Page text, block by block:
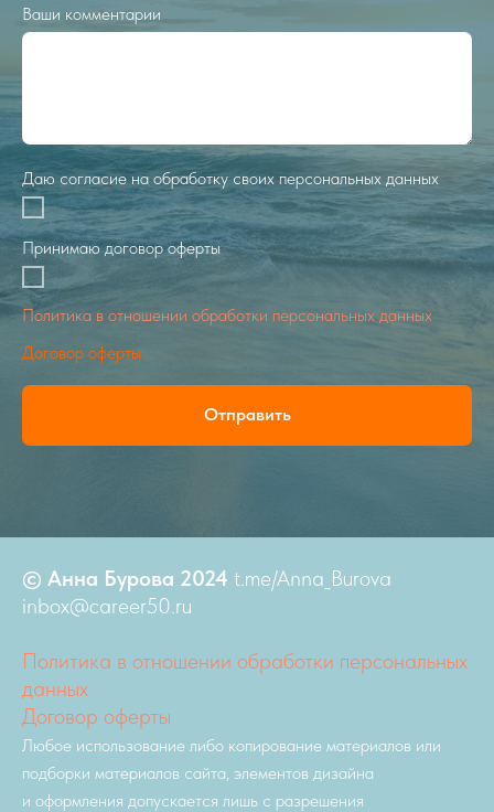
Ваши комментарии
Даю согласие на обработку своих персональных данных
Принимаю договор оферты
Политика в отношении обработки персональных данных
Договор оферты
Отправить
© Анна Бурова 2024 t.me/Anna_Burova
inbox@career50.ru
Политика в отношении обработки персональных
данных
Договор оферты
Любое использование либо копирование материалов или
подборки материалов сайта, элементов дизайна
и оформления допускается лишь с разрешения